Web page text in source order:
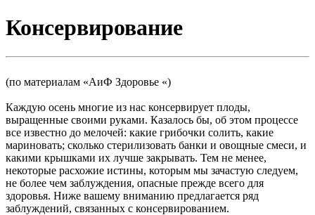
Консервирование
(по материалам «АиФ Здоровье «)
Каждую осень многие из нас консервирует плоды,
выращенные своими руками. Казалось бы, об этом процессе
все известно до мелочей: какие грибочки солить, какие
мариновать; сколько стерилизовать банки и овощные смеси, и
какими крышками их лучше закрывать. Тем не менее,
некоторые расхожие истины, которым мы зачастую следуем,
не более чем заблуждения, опасные прежде всего для
здоровья. Ниже вашему вниманию предлагается ряд
заблуждений, связанных с консервированием.